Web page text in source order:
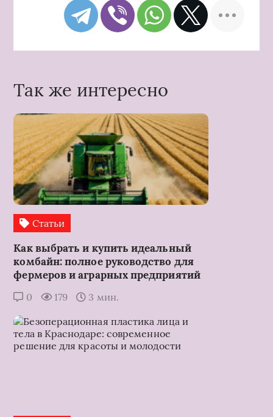
Так же интересно
Статьи
Как выбрать и купить идеальный
комбайн: полное руководство для
фермеров и аграрных предприятий
0 179 3 мин.